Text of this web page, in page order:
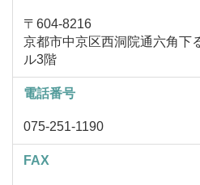
〒604-8216
京都市中京区西洞院通六角
ル3階
電話番号
075-251-1190
FAX